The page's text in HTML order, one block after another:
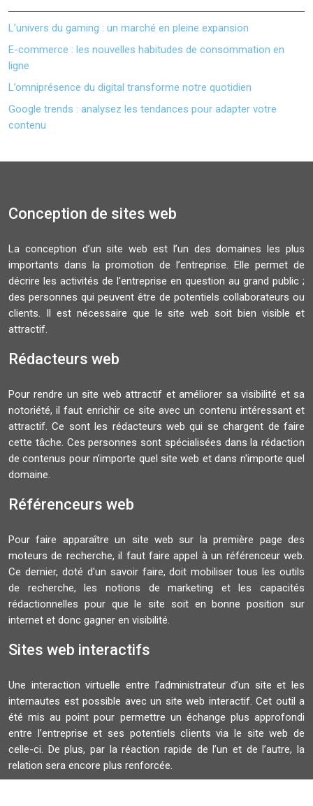
L’univers du gaming : un marché en pleine expansion
E-commerce : les nouvelles habitudes de consommation en
ligne
L’omniprésence du digital transforme notre quotidien
Google trends : analysez les tendances pour adapter votre
contenu
Conception de sites web
La conception d’un site web est l’un des domaines les plus
importants dans la promotion de l’entreprise. Elle permet de
décrire les activités de l'entreprise en question au grand public ;
des personnes qui peuvent être de potentiels collaborateurs ou
clients. Il est nécessaire que le site web soit bien visible et
attractif.
Rédacteurs web
Pour rendre un site web attractif et améliorer sa visibilité et sa
notoriété, il faut enrichir ce site avec un contenu intéressant et
attractif. Ce sont les rédacteurs web qui se chargent de faire
cette tâche. Ces personnes sont spécialisées dans la rédaction
de contenus pour n’importe quel site web et dans n'importe quel
domaine.
Référenceurs web
Pour faire apparaître un site web sur la première page des
moteurs de recherche, il faut faire appel à un référenceur web.
Ce dernier, doté d'un savoir faire, doit mobiliser tous les outils
de recherche, les notions de marketing et les capacités
rédactionnelles pour que le site soit en bonne position sur
internet et donc gagner en visibilité.
Sites web interactifs
Une interaction virtuelle entre l’administrateur d’un site et les
internautes est possible avec un site web interactif. Cet outil a
été mis au point pour permettre un échange plus approfondi
entre l’entreprise et ses potentiels clients via le site web de
celle-ci. De plus, par la réaction rapide de l’un et de l’autre, la
relation sera encore plus renforcée.